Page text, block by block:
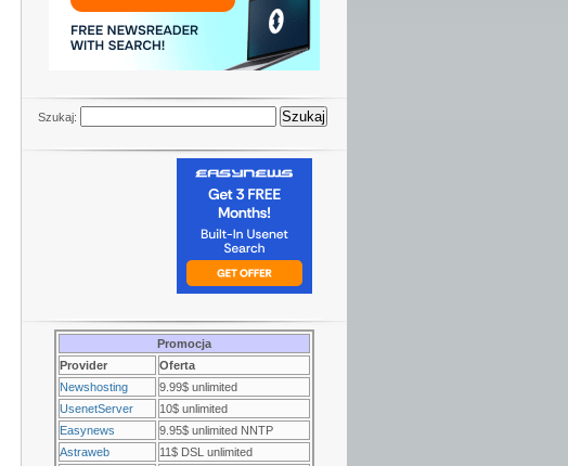
Szukaj:
Promocja
Provider
Oferta
Newshosting
9.99$ unlimited
UsenetServer
10$ unlimited
Easynews
9.95$ unlimited NNTP
Astraweb
11$ DSL unlimited